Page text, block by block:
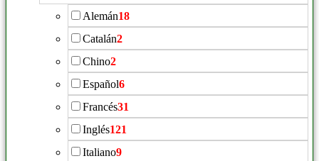
Alemán18
Catalán2
Chino2
Español6
Francés31
Inglés121
Italiano9